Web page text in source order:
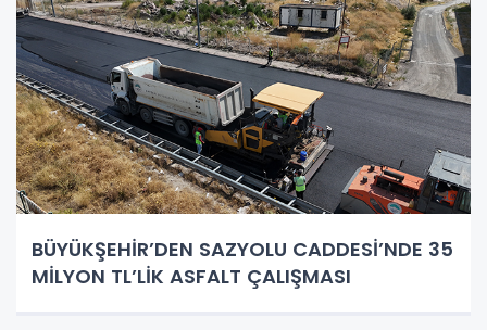
BÜYÜKŞEHİR’DEN SAZYOLU CADDESİ’NDE 35
MİLYON TL’LİK ASFALT ÇALIŞMASI